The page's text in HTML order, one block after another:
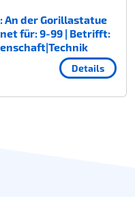
An der Gorillastatue
für: 9-99 | Betrifft:
Details